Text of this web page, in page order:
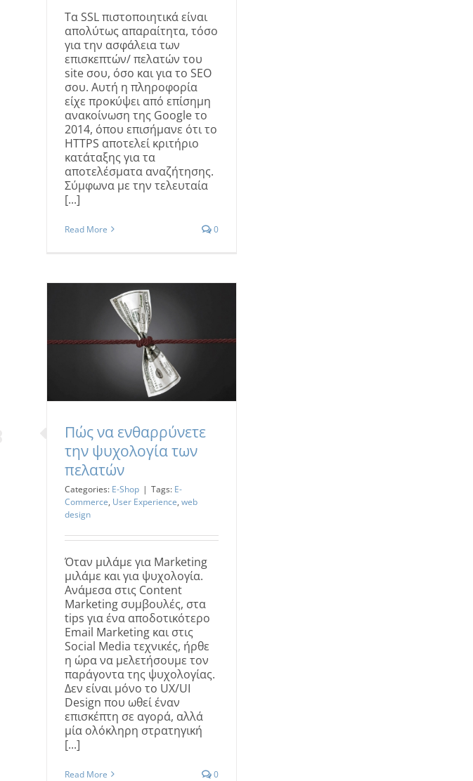
Τα SSL πιστοποιητικά είναι
απολύτως απαραίτητα, τόσο
για την ασφάλεια των
επισκεπτών/ πελατών του
site σου, όσο και για το SEO
σου. Αυτή η πληροφορία
είχε προκύψει από επίσημη
ανακοίνωση της Google το
2014, όπου επισήμανε ότι το
HTTPS αποτελεί κριτήριο
κατάταξης για τα
αποτελέσματα αναζήτησης.
Σύμφωνα με την τελευταία
[...]
Read More 0
Πώς να ενθαρρύνετε την
Πώς να ενθαρρύνετε
την ψυχολογία των
πελατών
Categories: E-Shop | Tags: E-
Commerce, User Experience, web
design
Όταν μιλάμε για Marketing
μιλάμε και για ψυχολογία.
Ανάμεσα στις Content
Marketing συμβουλές, στα
tips για ένα αποδοτικότερο
Email Marketing και στις
Social Media τεχνικές, ήρθε
η ώρα να μελετήσουμε τον
παράγοντα της ψυχολογίας.
Δεν είναι μόνο το UX/UI
Design που ωθεί έναν
επισκέπτη σε αγορά, αλλά
μία ολόκληρη στρατηγική
[...]
Read More 0